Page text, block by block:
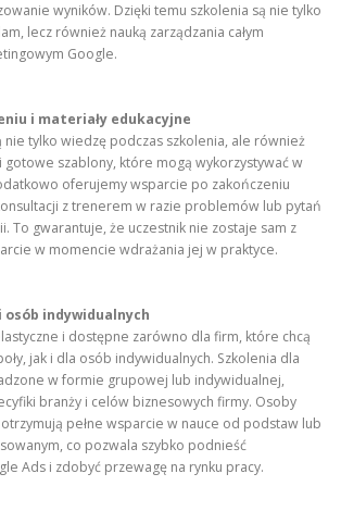
wyników. Dzięki temu szkolenia są nie tylko
lecz również nauką zarządzania całym
Google.
i materiały edukacyjne
nie tylko wiedzę podczas szkolenia, ale również
gotowe szablony, które mogą wykorzystywać w
oferujemy wsparcie po zakończeniu
z trenerem w razie problemów lub pytań
To gwarantuje, że uczestnik nie zostaje sam z
w momencie wdrażania jej w praktyce.
osób indywidualnych
i dostępne zarówno dla firm, które chcą
jak i dla osób indywidualnych. Szkolenia dla
w formie grupowej lub indywidualnej,
branży i celów biznesowych firmy. Osoby
pełne wsparcie w nauce od podstaw lub
co pozwala szybko podnieść
Ads i zdobyć przewagę na rynku pracy.